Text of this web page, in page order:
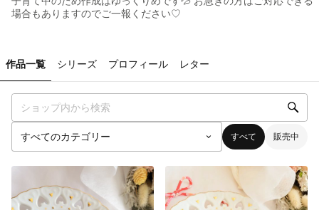
場合もありますのでご一報ください♡
作品一覧 シリーズ プロフィール レター
すべて 販売中